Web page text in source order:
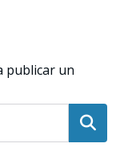
publicar un
Buscar